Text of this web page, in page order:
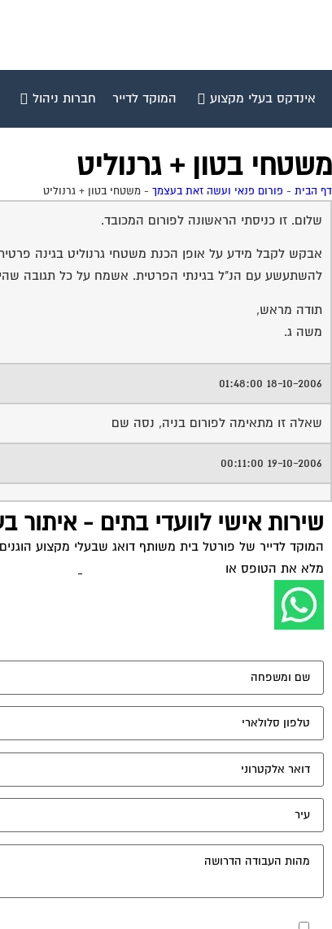
אינדקס בעלי מקצוע המוקד לדייר חברות ניהול
משטחי בטון + גרנוליט
דף הבית - פורום פנאי ועשה זאת בעצמך - משטחי בטון + גרנוליט
שלום. זו כניסתי הראשונה לפורום המכובד.
אבקש לקבל מידע על אופן הכנת משטחי גרנוליט בגינה פרטית:
להשתעשע עם הנ"ל בגינתי הפרטית. אשמח על כל תגובה
תודה מראש,
משה ג.
18-10-2006 01:48:00
שאלה זו מתאימה לפורום בניה, נסה שם
19-10-2006 00:11:00
שירות אישי לוועדי בתים - איתור
המוקד לדייר של פורטל בית משותף דואג שבעלי מקצוע הוגנים
מלא את הטופס או